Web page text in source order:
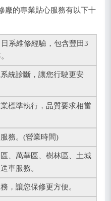
廠的專業貼心服務有以下十
系維修經驗，包含豐田3
統診斷，讓您行駛更安
標準執行，品質要求相當
務。(營業時間)
、萬華區、樹林區、土城
車服務。
，讓您保修更方便。